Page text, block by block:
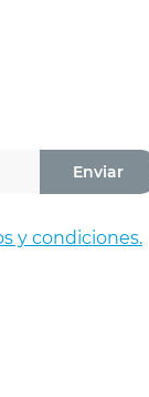
Enviar
y condiciones.